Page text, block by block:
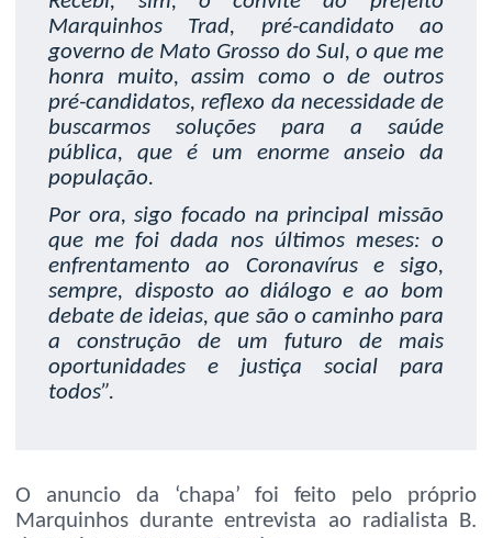
Marquinhos Trad, pré-candidato ao
governo de Mato Grosso do Sul, o que me
honra muito, assim como o de outros
pré-candidatos, reflexo da necessidade de
buscarmos soluções para a saúde
pública, que é um enorme anseio da
população.
Por ora, sigo focado na principal missão
que me foi dada nos últimos meses: o
enfrentamento ao Coronavírus e sigo,
sempre, disposto ao diálogo e ao bom
debate de ideias, que são o caminho para
a construção de um futuro de mais
oportunidades e justiça social para
todos”.
O anuncio da ‘chapa’ foi feito pelo próprio
Marquinhos durante entrevista ao radialista B.